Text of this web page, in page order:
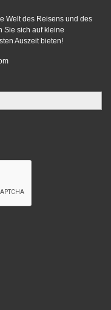
Welt des Reisens und des
Sie sich auf kleine
Auszeit bieten!